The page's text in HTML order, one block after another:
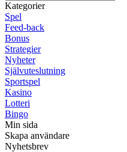
Kategorier
Spel
Feed-back
Bonus
Strategier
Nyheter
Självuteslutning
Sportspel
Kasino
Lotteri
Bingo
Min sida
Skapa användare
Nyhetsbrev